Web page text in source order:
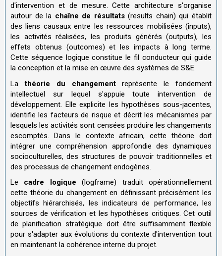
d'intervention et de mesure. Cette architecture s'organise
autour de la chaîne de résultats(results chain) qui établit
des liens causaux entre les ressources mobilisées (inputs),
les activités réalisées, les produits générés (outputs), les
effets obtenus (outcomes) et les impacts à long terme.
Cette séquence logique constitue le fil conducteur qui guide
la conception et la mise en œuvre des systèmes de S&E.
Lathéorie du changementreprésente le fondement
intellectuel sur lequel s'appuie toute intervention de
développement. Elle explicite les hypothèses sous-jacentes,
identifie les facteurs de risque et décrit les mécanismes par
lesquels les activités sont censées produire les changements
escomptés. Dans le contexte africain, cette théorie doit
intégrer une compréhension approfondie des dynamiques
socioculturelles, des structures de pouvoir traditionnelles et
des processus de changement endogènes.
Le cadre logique (logframe) traduit opérationnellement
cette théorie du changement en définissant précisément les
objectifs hiérarchisés, les indicateurs de performance, les
sources de vérification et les hypothèses critiques. Cet outil
de planification stratégique doit être suffisamment flexible
pour s'adapter aux évolutions du contexte d'intervention tout
en maintenant la cohérence interne du projet.